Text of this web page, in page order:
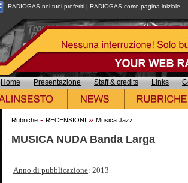
RADIOGAS nei tuoi preferiti | RADIOGAS come pagina iniziale
Home Presentazione Staff & credits Links
Rubriche - RECENSIONI » Musica Jazz
MUSICA NUDA Banda Larga
Anno di pubblicazione: 2013